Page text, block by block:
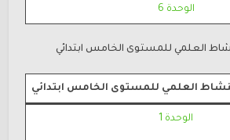
الوحدة 6
العلمي للمستوى الخامس ابتدائي
العلمي للمستوى الخامس ابتدائي
الوحدة 1